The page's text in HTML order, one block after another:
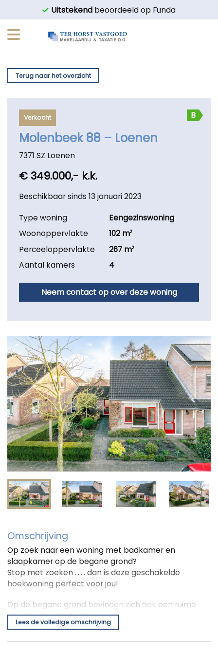
inhoud
Uitstekend beoordeeld op Funda
Terug naar het overzicht
Omschrijving
Op zoek naar een woning met badkamer en
slaapkamer op de begane grond?
Stop met zoeken ……. dan is deze geschakelde
hoekwoning perfect voor jou!
Op de begane grond bevinden zich ook een ruime
woonkamer, lichte keuken en grote bijkeuken, van
waaruit je de groene voor-/zijtuin en achtertuin in
Lees de volledige omschrijving
B
Verkocht
Molenbeek 88 – Loenen
7371 SZ Loenen
€ 349.000,- k.k.
Beschikbaar sinds 13 januari 2023
Type woning
Eengezinswoning
Woonoppervlakte
102 m2
Perceeloppervlakte 267 m2
Aantal kamers 4
Neem contact op over deze woning